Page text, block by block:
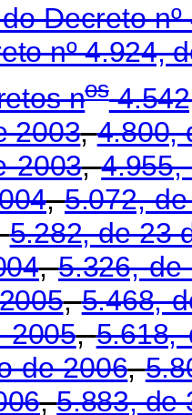
Decreto
nº 4.924,
nos
2003,4.800,
2003,
,5.072,
5.282, de 23
,5.326,
,5.468,
2005,5.618,
de 2006,
,5.883, de